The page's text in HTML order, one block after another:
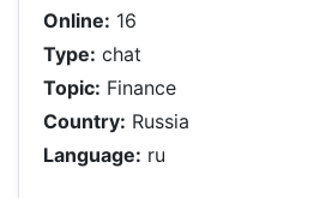
Online: 16
Type: chat
Topic: Finance
Country: Russia
Language: ru